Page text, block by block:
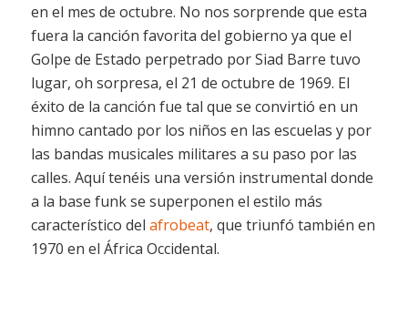
en el mes de octubre. No nos sorprende que esta
fuera la canción favorita del gobierno ya que el
Golpe de Estado perpetrado por Siad Barre tuvo
lugar, oh sorpresa, el 21 de octubre de 1969. El
éxito de la canción fue tal que se convirtió en un
himno cantado por los niños en las escuelas y por
las bandas musicales militares a su paso por las
calles. Aquí tenéis una versión instrumental donde
a la base funk se superponen el estilo más
característico del afrobeat, que triunfó también en
1970 en el África Occidental.